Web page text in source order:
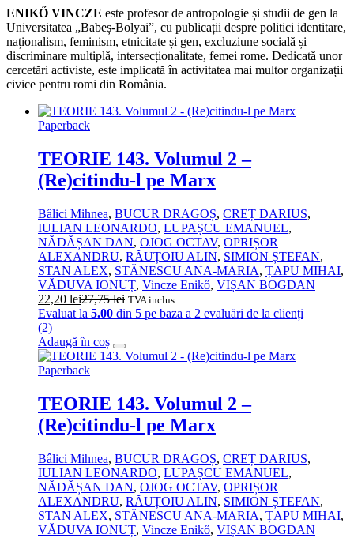
ENIKŐ VINCZE este profesor de antropologie și studii de gen la
Universitatea „Babeș‑Bolyai”, cu publicații despre politici identitare,
naționalism, feminism, etnicitate și gen, excluziune socială și
discriminare multiplă, intersecționalitate, femei rome. Dedicată unor
cercetări activiste, este implicată în activitatea mai multor organizații
civice pentru romi din România.
Paperback
TEORIE 143. Volumul 2 –
(Re)citindu-l pe Marx
Bâlici Mihnea, BUCUR DRAGOȘ, CREȚ DARIUS,
IULIAN LEONARDO, LUPAȘCU EMANUEL,
NĂDĂȘAN DAN, OJOG OCTAV, OPRIȘOR
ALEXANDRU, RĂUȚOIU ALIN, SIMION ȘTEFAN,
STAN ALEX, STĂNESCU ANA‑MARIA, ȚAPU MIHAI,
VĂDUVA IONUȚ, Vincze Enikő, VIȘAN BOGDAN
22,20 lei27,75lei TVA inclus
Evaluat la 5.00 din 5 pe baza a 2 evaluări de la clienți
(2)
Adaugă în coș
Paperback
TEORIE 143. Volumul 2 –
(Re)citindu-l pe Marx
Bâlici Mihnea, BUCUR DRAGOȘ, CREȚ DARIUS,
IULIAN LEONARDO, LUPAȘCU EMANUEL,
NĂDĂȘAN DAN, OJOG OCTAV, OPRIȘOR
ALEXANDRU, RĂUȚOIU ALIN, SIMION ȘTEFAN,
STAN ALEX, STĂNESCU ANA‑MARIA, ȚAPU MIHAI,
VĂDUVA IONUȚ, Vincze Enikő, VIȘAN BOGDAN